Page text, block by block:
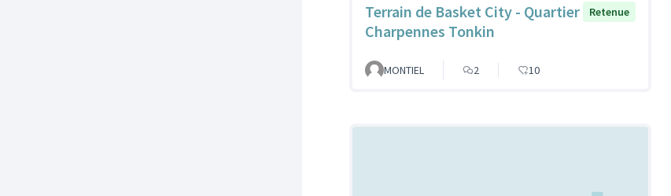
Terrain de Basket City - Quartier
Charpennes Tonkin
Retenue
MONTIEL 2 10